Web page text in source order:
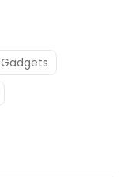
Gadgets